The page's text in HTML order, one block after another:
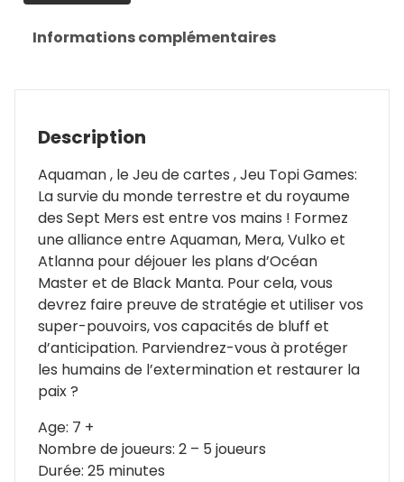
Informations complémentaires
Description
Aquaman , le Jeu de cartes , Jeu Topi Games:
La survie du monde terrestre et du royaume
des Sept Mers est entre vos mains ! Formez
une alliance entre Aquaman, Mera, Vulko et
Atlanna pour déjouer les plans d’Océan
Master et de Black Manta. Pour cela, vous
devrez faire preuve de stratégie et utiliser vos
super-pouvoirs, vos capacités de bluff et
d’anticipation. Parviendrez-vous à protéger
les humains de l’extermination et restaurer la
paix ?
Age: 7 +
Nombre de joueurs: 2 – 5 joueurs
Durée: 25 minutes